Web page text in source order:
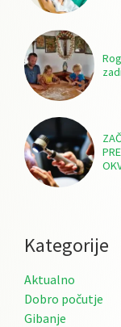
Kategorije
Aktualno
Dobro počutje
Gibanje